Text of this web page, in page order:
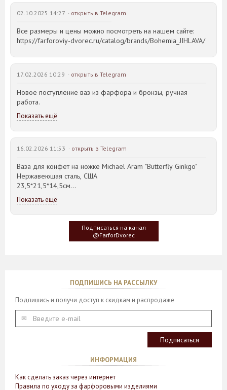
02.10.2025 14:27 · открыть в Telegram
Все размеры и цены можно посмотреть на нашем сайте:
https://farforoviy-dvorec.ru/catalog/brands/Bohemia_JIHLAVA/
17.02.2026 10:29 · открыть в Telegram
Новое поступление ваз из фарфора и бронзы, ручная
работа.
Показать ещё
16.02.2026 11:53 · открыть в Telegram
Ваза для конфет на ножке Michael Aram "Butterfly Ginkgo"
Нержавеющая сталь, США
23,5*21,5*14,5см
Идея такого дизайна предметов сервировки стола пришла
создателю, когда он впервые увидел дерево Гинкго Билоба,
у которого растут двойные листья, напоминающие крылья
Показать ещё
Подписаться на канал
@FarforDvorec
ПОДПИШИСЬ НА РАССЫЛКУ
Подпишись и получи доступ к скидкам и распродаже
ИНФОРМАЦИЯ
Как сделать заказ через интернет
Правила по уходу за фарфоровыми изделиями